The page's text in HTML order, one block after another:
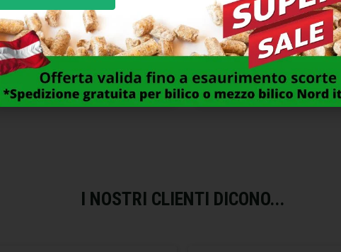
BADILE IMPRESA PUNTA
LAMINATO 30 ADEL
14,00€
BETONIERA FRONTALE HP
L 135 EXCEL 09724
418,00 €
I NOSTRI CLIENTI DICONO...